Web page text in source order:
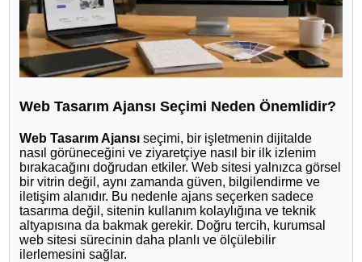
Web Tasarım Ajansı Seçimi Neden Önemlidir?
Web Tasarım Ajansı seçimi, bir işletmenin dijitalde
nasıl görüneceğini ve ziyaretçiye nasıl bir ilk izlenim
bırakacağını doğrudan etkiler. Web sitesi yalnızca görsel
bir vitrin değil, aynı zamanda güven, bilgilendirme ve
iletişim alanıdır. Bu nedenle ajans seçerken sadece
tasarıma değil, sitenin kullanım kolaylığına ve teknik
altyapısına da bakmak gerekir. Doğru tercih, kurumsal
web sitesi sürecinin daha planlı ve ölçülebilir
ilerlemesini sağlar.